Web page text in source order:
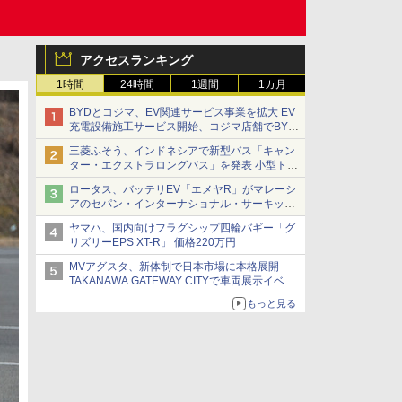
アクセスランキング
1時間 24時間 1週間 1カ月
BYDとコジマ、EV関連サービス事業を拡大 EV
充電設備施工サービス開始、コジマ店舗でBYD
車の展示・試乗イベントを強化
三菱ふそう、インドネシアで新型バス「キャン
ター・エクストラロングバス」を発表 小型トラ
ックベースの観光・旅客輸送向けバス
ロータス、バッテリEV「エメヤR」がマレーシ
アのセパン・インターナショナル・サーキット
のBEV最速タイムを樹立
ヤマハ、国内向けフラグシップ四輪バギー「グ
リズリーEPS XT-R」 価格220万円
MVアグスタ、新体制で日本市場に本格展開
TAKANAWA GATEWAY CITYで車両展示イベン
もっと見る